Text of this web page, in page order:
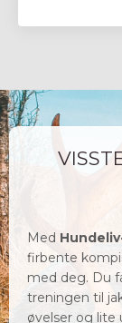
Med
firbente
med deg. Du
treningen til
øvelser og lite